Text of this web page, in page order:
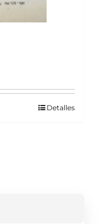
Detalles